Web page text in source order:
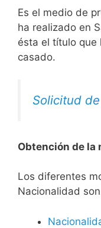
Es el medio de
ha realizado en
ésta el título que
casado.
Solicitud
Obtención de la
​​​Los diferentes
Nacionalidad